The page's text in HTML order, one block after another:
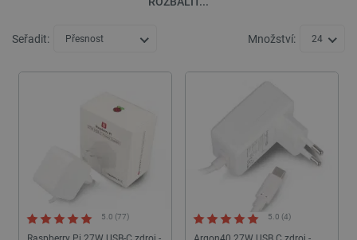
Seřadit: Přesnost Množství: 24
5.0 (77) 5.0 (4)